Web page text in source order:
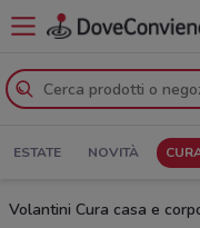
ESTATE NOVITÀ
Volantini Cura casa e